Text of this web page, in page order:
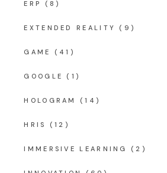
ERP (8)
EXTENDED REALITY (9)
GAME (41)
GOOGLE (1)
HOLOGRAM (14)
HRIS (12)
IMMERSIVE LEARNING (2)